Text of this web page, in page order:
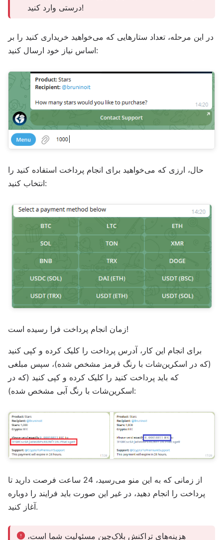
درستی وارد کنید!
در این مرحله، تعداد ستارهایی که می‌خواهید خریداری کنید را بر
اساس نیاز خود ارسال کنید:
حال، ارزی که می‌خواهید برای انجام پرداخت استفاده کنید را
انتخاب کنید:
زمان انجام پرداخت فرا رسیده است!
برای انجام این کار، آدرس پرداخت را کلیک کرده و کپی کنید
(که در اسکرین‌شات با رنگ قرمز مشخص شده)، سپس مبلغی
که باید پرداخت کنید را کلیک کرده و کپی کنید (که در
اسکرین‌شات با رنگ آبی مشخص شده):
از زمانی که به این منو می‌رسید، 24 ساعت فرصت دارید تا
پرداخت را انجام دهید، در غیر این صورت باید فرایند را دوباره
آغاز کنید.
هزینه‌های تراکنش بلاک‌چین مسئولیت شما است،